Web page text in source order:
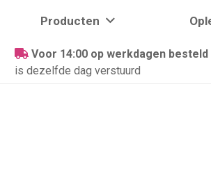
Producten
Voor 14:00 op werkdagen besteld
is dezelfde dag verstuurd